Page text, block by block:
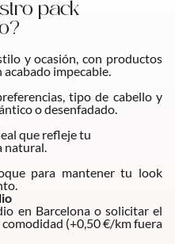
pack
y ocasión, con productos
impecable.
tipo de cabello y
o desenfadado.
que refleje tu
natural.
para mantener tu look
en Barcelona o solicitar el
(+0,50 €/km fuera